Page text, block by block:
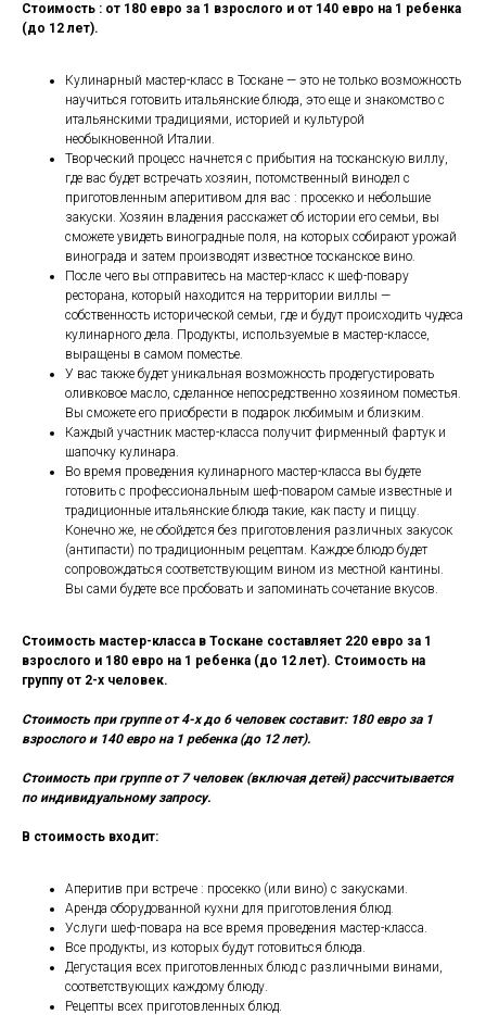
Стоимость : от 180 евро за 1 взрослого и от 140 евро на 1 ребенка
(до 12 лет).
Кулинарный мастер-класс в Тоскане — это не только возможность
научиться готовить итальянские блюда, это еще и знакомство с
итальянскими традициями, историей и культурой
необыкновенной Италии.
Творческий процесс начнется с прибытия на тосканскую виллу,
где вас будет встречать хозяин, потомственный винодел с
приготовленным аперитивом для вас : просекко и небольшие
закуски. Хозяин владения расскажет об истории его семьи, вы
сможете увидеть виноградные поля, на которых собирают урожай
винограда и затем производят известное тосканское вино.
После чего вы отправитесь на мастер-класс к шеф-повару
ресторана, который находится на территории виллы —
собственность исторической семьи, где и будут происходить чудеса
кулинарного дела. Продукты, используемые в мастер-классе,
выращены в самом поместье.
У вас также будет уникальная возможность продегустировать
оливковое масло, сделанное непосредственно хозяином поместья.
Вы сможете его приобрести в подарок любимым и близким.
Каждый участник мастер-класса получит фирменный фартук и
шапочку кулинара.
Во время проведения кулинарного мастер-класса вы будете
готовить с профессиональным шеф-поваром самые известные и
традиционные итальянские блюда такие, как пасту и пиццу.
Конечно же, не обойдется без приготовления различных закусок
(антипасти) по традиционным рецептам. Каждое блюдо будет
сопровождаться соответствующим вином из местной кантины.
Вы сами будете все пробовать и запоминать сочетание вкусов.
Стоимость мастер-класса в Тоскане составляет 220 евро за 1
взрослого и 180 евро на 1 ребенка (до 12 лет). Стоимость на
группу от 2-х человек.
Стоимость при группе от 4-х до 6 человек составит: 180 евро за 1
взрослого и 140 евро на 1 ребенка (до 12 лет).
Стоимость при группе от 7 человек (включая детей) рассчитывается
по индивидуальному запросу.
В стоимость входит:
Аперитив при встрече : просекко (или вино) с закусками.
Аренда оборудованной кухни для приготовления блюд.
Услуги шеф-повара на все время проведения мастер-класса.
Все продукты, из которых будут готовиться блюда.
Дегустация всех приготовленных блюд с различными винами,
соответствующих каждому блюду.
Рецепты всех приготовленных блюд.